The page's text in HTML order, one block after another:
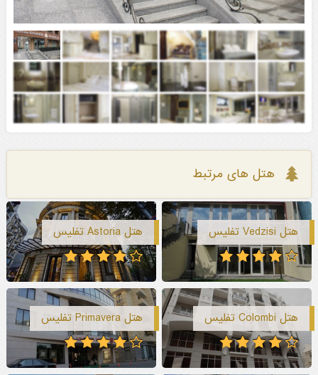
هتل های مرتبط
هتل Vedzisi تفلیس هتل Astoria تفلیس
هتل Colombi تفلیس هتل Primavera تفلیس